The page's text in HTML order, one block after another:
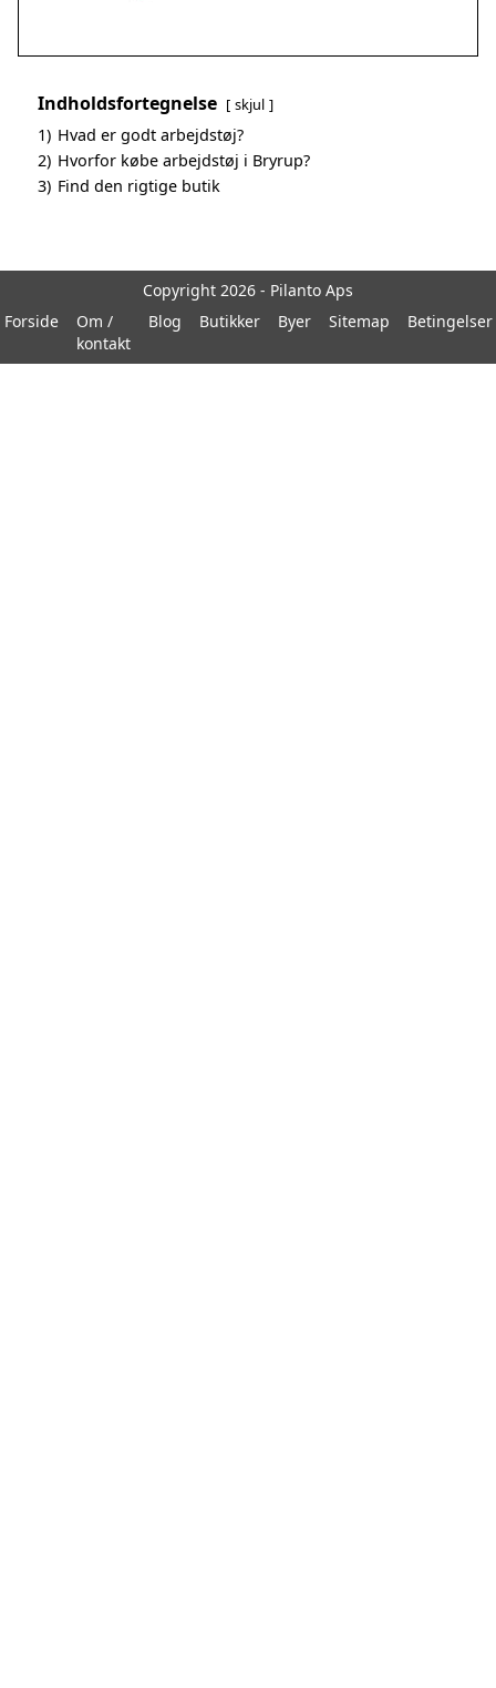
Indholdsfortegnelse skjul
1) Hvad er godt arbejdstøj?
2) Hvorfor købe arbejdstøj i Bryrup?
3) Find den rigtige butik
Copyright 2026 - Pilanto Aps
Forside
Om /
kontakt
Blog Butikker Byer Sitemap Betingelser